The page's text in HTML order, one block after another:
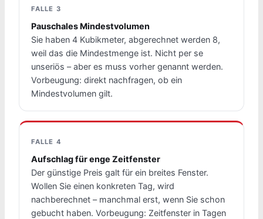
FALLE 3
Pauschales Mindestvolumen
Sie haben 4 Kubikmeter, abgerechnet werden 8,
weil das die Mindestmenge ist. Nicht per se
unseriös – aber es muss vorher genannt werden.
Vorbeugung: direkt nachfragen, ob ein
Mindestvolumen gilt.
FALLE 4
Aufschlag für enge Zeitfenster
Der günstige Preis galt für ein breites Fenster.
Wollen Sie einen konkreten Tag, wird
nachberechnet – manchmal erst, wenn Sie schon
gebucht haben. Vorbeugung: Zeitfenster in Tagen